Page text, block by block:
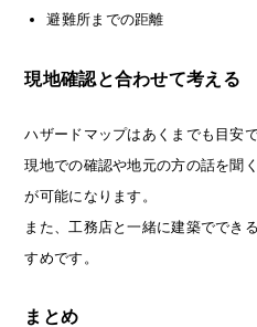
避難所までの距離
現地確認と合わせて考える
ハザードマップはあくまでも目安で
現地での確認や地元の方の話を聞
が可能になります。
また、工務店と一緒に建築ででき
すめです。
まとめ